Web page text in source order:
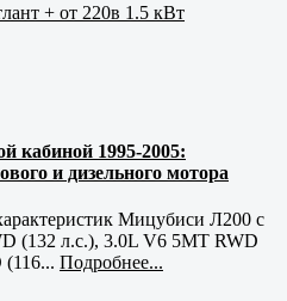
+ от 220в 1.5 кВт
кабиной 1995-2005:
и дизельного мотора
Мицубиси Л200 с
(132 л.с.), 3.0L V6 5MT RWD
Подробнее...